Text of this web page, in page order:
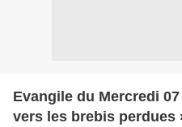
Evangile du Mercredi
vers les brebis perdues